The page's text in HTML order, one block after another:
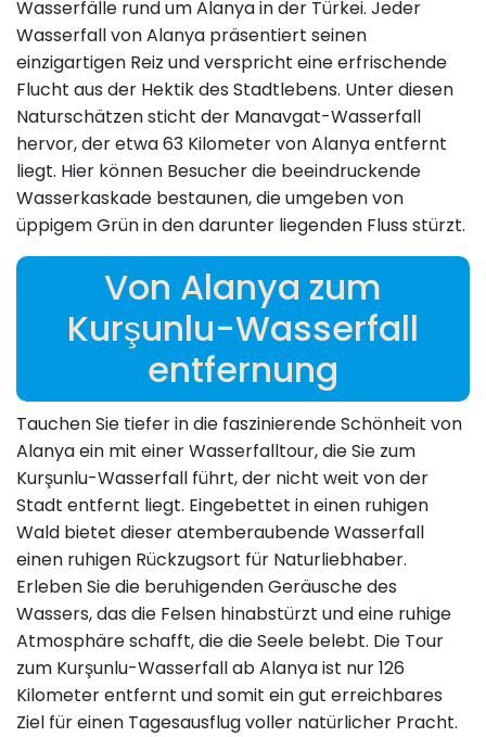
Wasserfälle rund um Alanya in der Türkei. Jeder
Wasserfall von Alanya präsentiert seinen
einzigartigen Reiz und verspricht eine erfrischende
Flucht aus der Hektik des Stadtlebens. Unter diesen
Naturschätzen sticht der Manavgat-Wasserfall
hervor, der etwa 63 Kilometer von Alanya entfernt
liegt. Hier können Besucher die beeindruckende
Wasserkaskade bestaunen, die umgeben von
üppigem Grün in den darunter liegenden Fluss stürzt.
Von Alanya zum
Kurşunlu-Wasserfall
entfernung
Tauchen Sie tiefer in die faszinierende Schönheit von
Alanya ein mit einer Wasserfalltour, die Sie zum
Kurşunlu-Wasserfall führt, der nicht weit von der
Stadt entfernt liegt. Eingebettet in einen ruhigen
Wald bietet dieser atemberaubende Wasserfall
einen ruhigen Rückzugsort für Naturliebhaber.
Erleben Sie die beruhigenden Geräusche des
Wassers, das die Felsen hinabstürzt und eine ruhige
Atmosphäre schafft, die die Seele belebt. Die Tour
zum Kurşunlu-Wasserfall ab Alanya ist nur 126
Kilometer entfernt und somit ein gut erreichbares
Ziel für einen Tagesausflug voller natürlicher Pracht.